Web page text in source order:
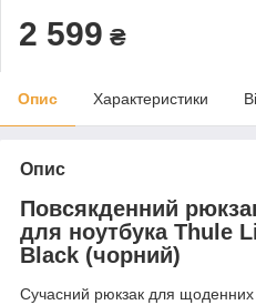
2 599 ₴
Опис Характеристики
Опис
Повсякденний
для ноутбука Thule
Black (чорний)
Сучасний рюкзак для щоденних